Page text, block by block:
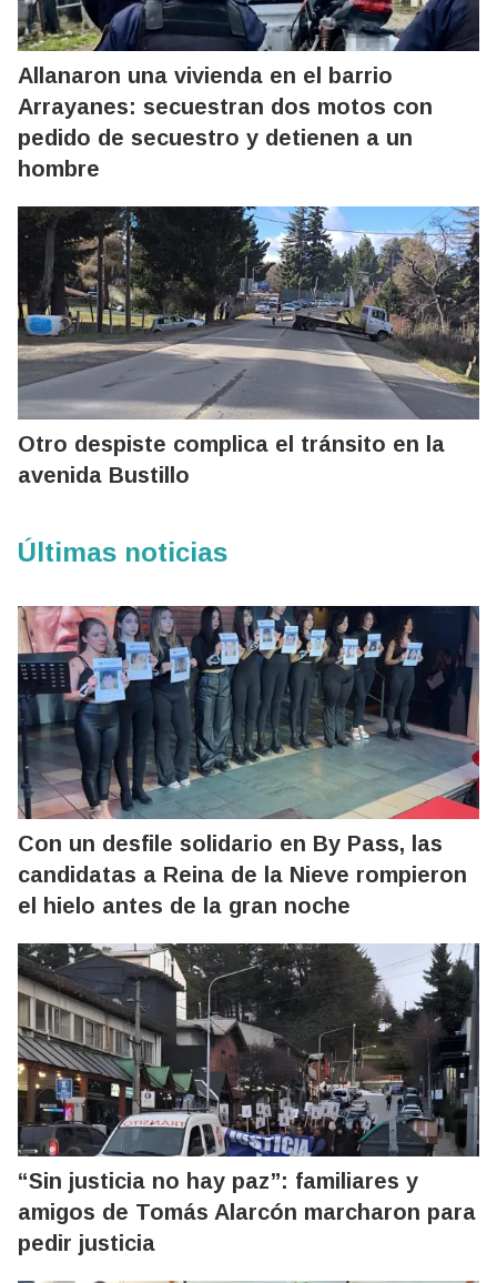
Allanaron una vivienda en el barrio
Arrayanes: secuestran dos motos con
pedido de secuestro y detienen a un
hombre
Otro despiste complica el tránsito en la
avenida Bustillo
Últimas noticias
Con un desfile solidario en By Pass, las
candidatas a Reina de la Nieve rompieron
el hielo antes de la gran noche
“Sin justicia no hay paz”: familiares y
amigos de Tomás Alarcón marcharon para
pedir justicia